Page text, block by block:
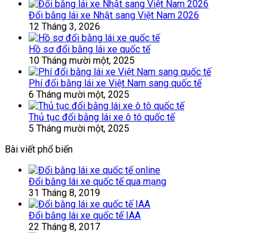
Đổi bằng lái xe Nhật sang Việt Nam 2026
12 Tháng 3, 2026
Hồ sơ đổi bằng lái xe quốc tế
10 Tháng mười một, 2025
Phí đổi bằng lái xe Việt Nam sang quốc tế
6 Tháng mười một, 2025
Thủ tục đổi bằng lái xe ô tô quốc tế
5 Tháng mười một, 2025
Bài viết phổ biến
Đổi bằng lái xe quốc tế qua mạng
31 Tháng 8, 2019
Đổi bằng lái xe quốc tế IAA
22 Tháng 8, 2017